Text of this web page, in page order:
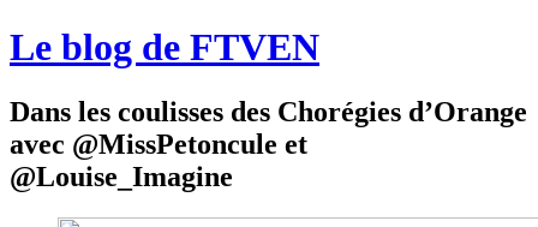
Le blog de FTVEN
Dans les coulisses des Chorégies d’Orange
avec @MissPetoncule et
@Louise_Imagine